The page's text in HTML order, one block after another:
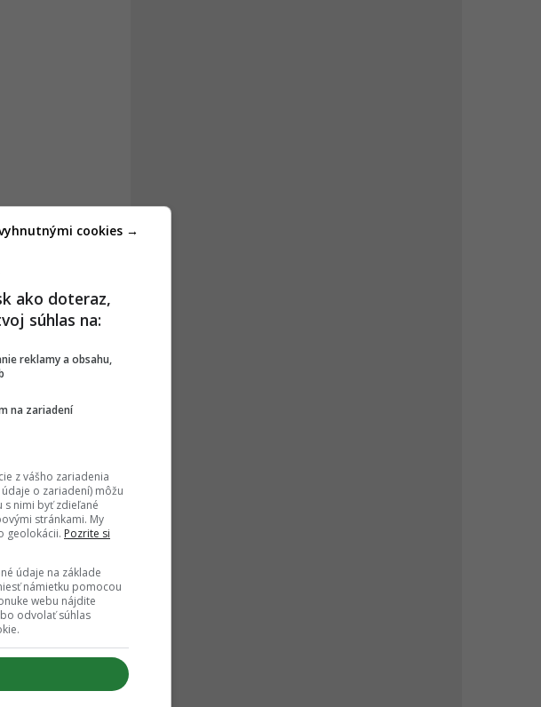
ako doteraz,
súhlas na:
reklamy a obsahu,
na zariadení
z vášho zariadenia
o zariadení) môžu
s nimi byť zdieľané
stránkami. My
geolokácii. Pozrite si
údaje na základe
námietku pomocou
webu nájdite
odvolať súhlas
cookies →